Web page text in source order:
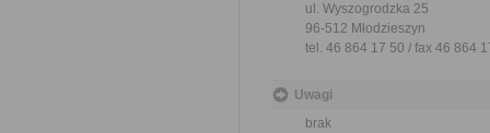
ul. Wyszogrodzka 25
96-512 Młodzieszyn
tel. 46 864 17 50 / fax 46 864
Uwagi
brak